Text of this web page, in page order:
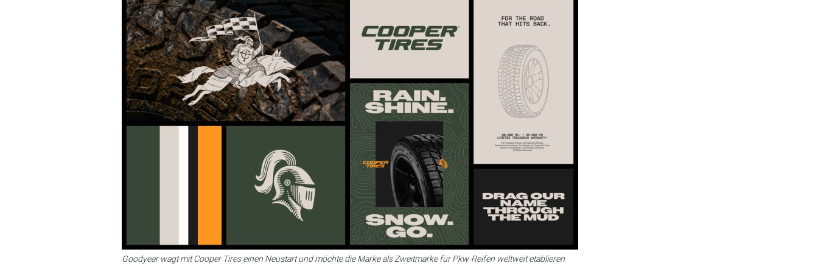
Goodyear wagt mit Cooper Tires einen Neustart und möchte die Marke als Zweitmarke für Pkw-Reifen weltweit etablieren